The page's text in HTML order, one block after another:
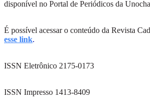
disponível no Portal de Periódicos da
É possível acessar o conteúdo da Revista
esse link.
ISSN Eletrônico 2175-0173
ISSN Impresso 1413-8409